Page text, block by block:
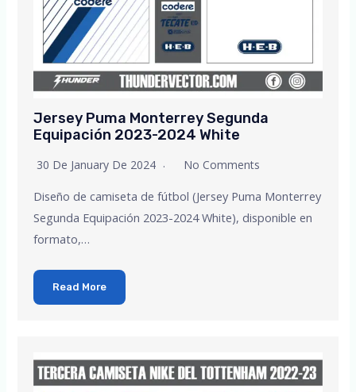
Jersey Puma Monterrey Segunda
Equipación 2023-2024 White
30 De January De 2024 No Comments
Diseño de camiseta de fútbol (Jersey Puma Monterrey
Segunda Equipación 2023-2024 White), disponible en
formato,…
Read More